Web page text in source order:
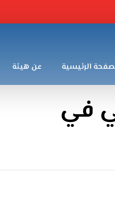
الرئيسية عن هيئة
في